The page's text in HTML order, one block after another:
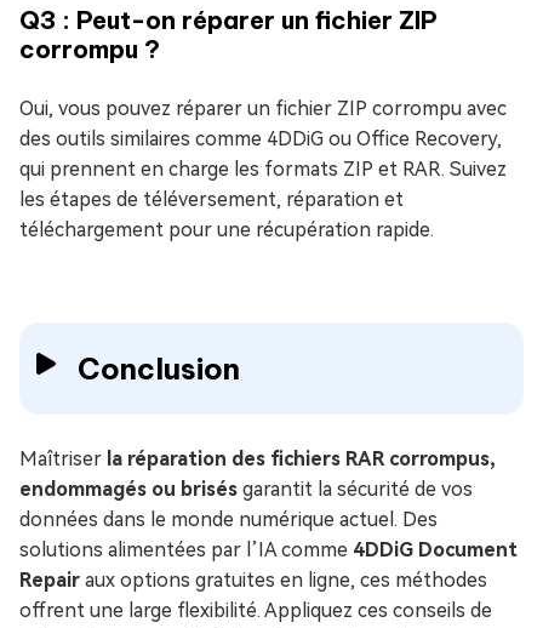
Q3 : Peut-on réparer un fichier ZIP
corrompu ?
Oui, vous pouvez réparer un fichier ZIP corrompu avec
des outils similaires comme 4DDiG ou Office Recovery,
qui prennent en charge les formats ZIP et RAR. Suivez
les étapes de téléversement, réparation et
téléchargement pour une récupération rapide.
Conclusion
Maîtriser la réparation des fichiers RAR corrompus,
endommagés ou brisés garantit la sécurité de vos
données dans le monde numérique actuel. Des
solutions alimentées par l’IA comme 4DDiG Document
Repair aux options gratuites en ligne, ces méthodes
offrent une large flexibilité. Appliquez ces conseils de